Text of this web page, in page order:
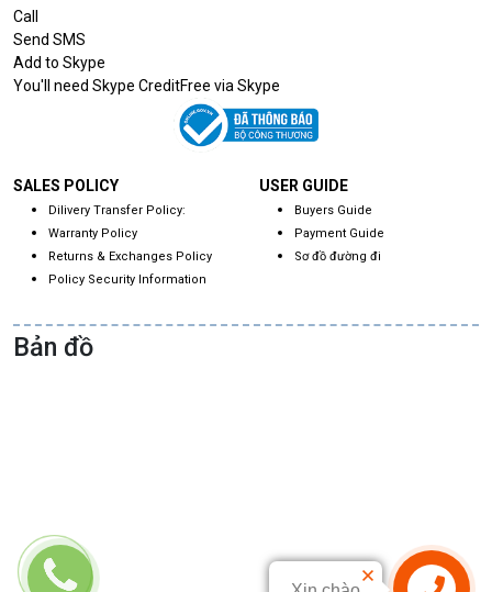
Call
Send SMS
Add to Skype
You'll need Skype CreditFree via Skype
SALES POLICY
Dilivery Transfer Policy:
Warranty Policy
Returns & Exchanges Policy
Policy Security Information
USER GUIDE
Buyers Guide
Payment Guide
Sơ đồ đường đi
Bản đồ